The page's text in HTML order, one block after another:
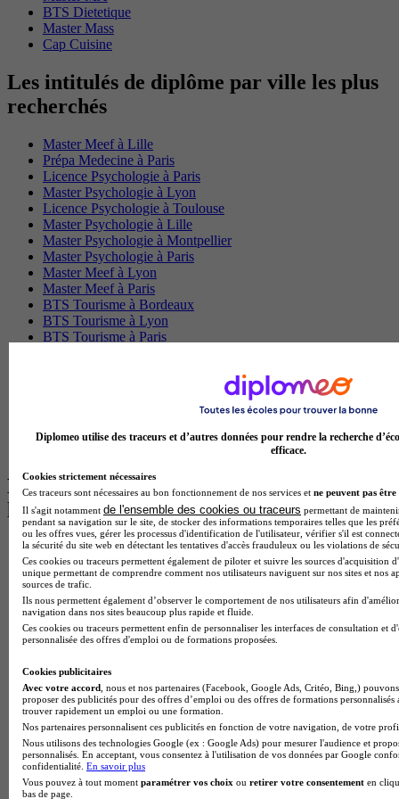
BTS Dietetique
Master Mass
Cap Cuisine
Les intitulés de diplôme par ville les plus
recherchés
Master Meef à Lille
Prépa Medecine à Paris
Licence Psychologie à Paris
Master Psychologie à Lyon
Licence Psychologie à Toulouse
Master Psychologie à Lille
Master Psychologie à Montpellier
Master Psychologie à Paris
Master Meef à Lyon
Master Meef à Paris
BTS Tourisme à Bordeaux
BTS Tourisme à Lyon
BTS Tourisme à Paris
BTS Communication à Bordeaux
Master Psychologie à Angers
BTS Communication à Lyon
Les intitulés de diplôme par alternance
les plus recherchés
BTS Esf en alternance
BTS Dietetique en alternance
BTS Mco en alternance
BTS Pi en alternance
BTS Sp3s en alternance
Master CCA en alternance
BTS Ndrc en alternance
Cap Fleuriste en alternance
BTS Sio en alternance
MSc Marketing Digital en alternance
BTS Gpme en alternance
Cap Electricien en alternance
BTS Gpn en alternance
BTS Domotique en alternance
BAC Pro Agora en alternance
Diplomeo utilise des traceurs et d’autres données pour rendre la recherche
efficace.
Cookies strictement nécessaires
Ces traceurs sont nécessaires au bon fonctionnement de nos services et ne peuvent pas être
Il s'agit notamment de l'ensemble des cookies ou traceurs permettant de
pendant sa navigation sur le site, de stocker des informations temporaires telles que les
ou les offres vues, gérer les processus d'identification de l'utilisateur, vérifier s'il est
la sécurité du site web en détectant les tentatives d'accès frauduleux ou les violations de
Ces cookies ou traceurs permettent également de piloter et suivre les sources d'acquisition
unique permettant de comprendre comment nos utilisateurs naviguent sur nos sites et nos
sources de trafic.
Ils nous permettent également d’observer le comportement de nos utilisateurs afin
navigation dans nos sites beaucoup plus rapide et fluide.
Ces cookies ou traceurs permettent enfin de personnaliser les interfaces de consultation et
personnalisée des offres d'emploi ou de formations proposées.
Cookies publicitaires
Avec votre accord , nous et nos partenaires (Facebook, Google Ads, Critéo, Bing,)
proposer des publicités pour des offres d’emploi ou des offres de formations
trouver rapidement un emploi ou une formation.
Nos partenaires personnalisent ces publicités en fonction de votre navigation, de votre
Nous utilisons des technologies Google (ex : Google Ads) pour mesurer l'audience et
personnalisés. En acceptant, vous consentez à l'utilisation de vos données par Google
confidentialité. En savoir plus
Vous pouvez à tout moment paramétrer vos choix ou retirer votre consentement en
bas de page.